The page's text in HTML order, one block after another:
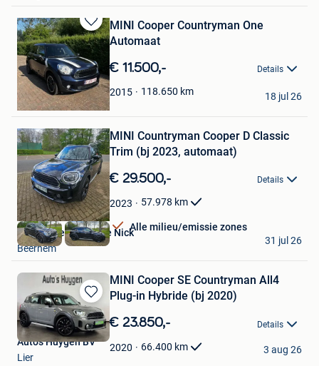
Bewaren
in
Mijn
Favorieten
MINI Cooper Countryman One
Automaat
€ 11.500,- Details
2015 118.650 km
JenniferB.
Maaseik
18 jul 26
in
Mijn
Favorieten
MINI Countryman Cooper D Classic
Trim (bj 2023, automaat)
€ 29.500,- Details
2023 57.978 km
Alle milieu/emissie zones
Garage Delafontaine Nick
Beernem
31 jul 26
Bewaren
in
Mijn
Favorieten
MINI Cooper SE Countryman All4
Plug-in Hybride (bj 2020)
€ 23.850,- Details
2020 66.400 km
Auto's Huygen BV
Lier
3 aug 26